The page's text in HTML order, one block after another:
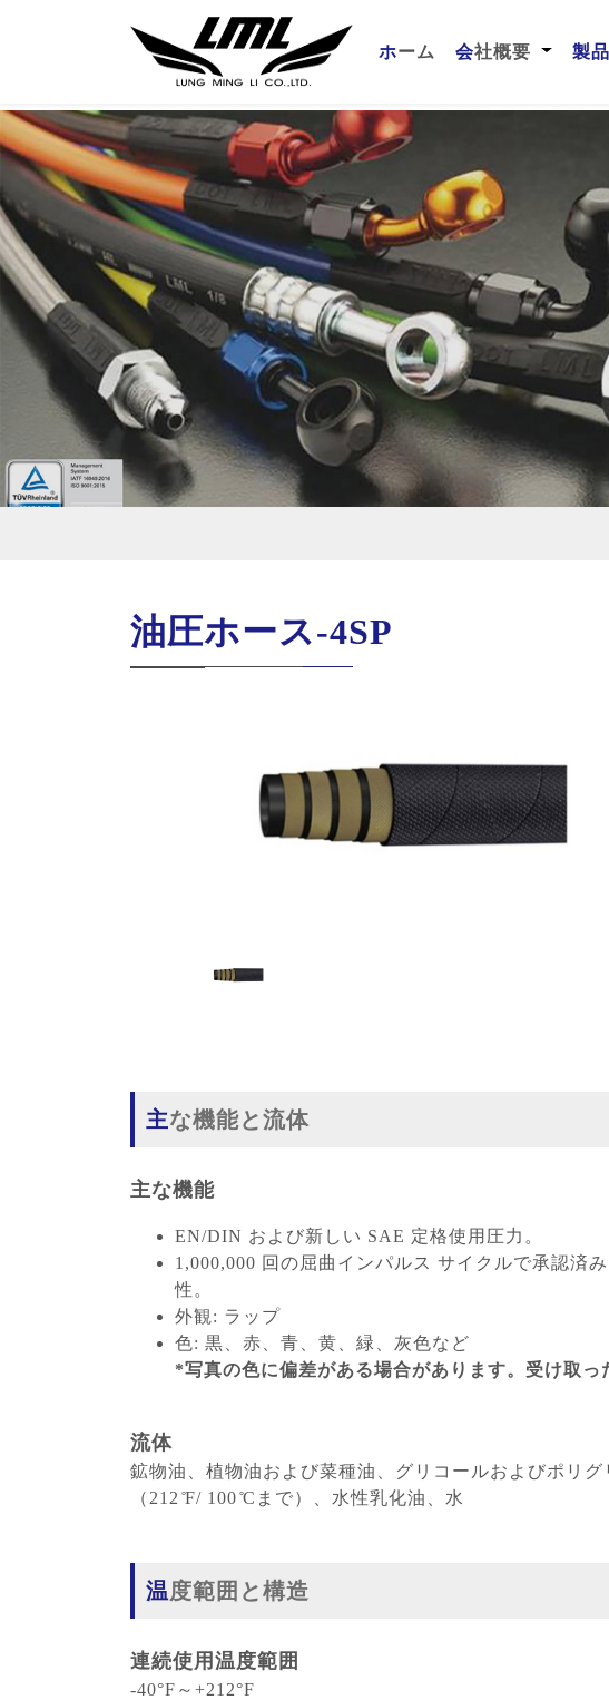
ホーム (current)
会社概要 製
油圧ホース-4SP
主な機能と流体
主な機能
EN/DIN および新しい SAE 定格使用圧力。
1,000,000 回の屈曲インパルス サイクルで承認済
性。
外観: ラップ
色: 黒、赤、青、黄、緑、灰色など
*写真の色に偏差がある場合があります。受け取っ
流体
鉱物油、植物油および菜種油、グリコールおよびポリ
（212 ̊F/ 100 ̊Cまで）、水性乳化油、水
温度範囲と構造
連続使用温度範囲
-40°F～+212°F